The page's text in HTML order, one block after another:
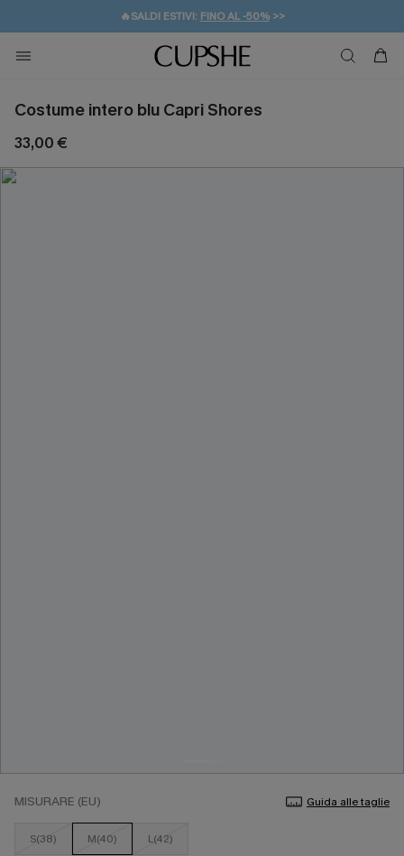
🔥SALDI ESTIVI: FINO AL -50%>>
🚚SPEDIZIONE GRATUITA DA 49€
💌REGALO PER I NUOVI: 20% DI SCONTO*
Costume intero blu Capri Shores
33,00 €
MISURARE (EU) Guida alle taglie
S(38) M(40) L(42)